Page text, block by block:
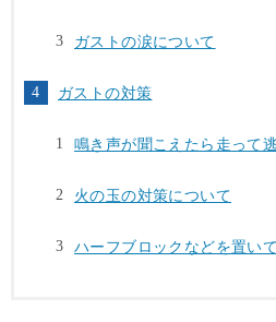
ガストの涙について
ガストの対策
鳴き声が聞こえたら走って
火の玉の対策について
ハーフブロックなどを置い